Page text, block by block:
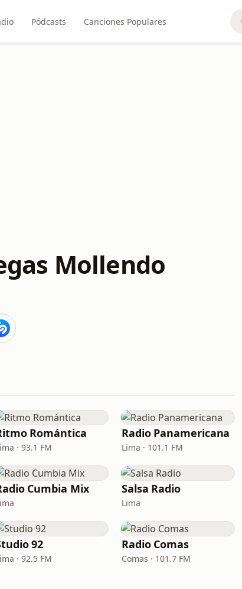
Pódcasts Canciones Populares
Mollendo
Romántica
· 93.1 FM
Radio Panamericana
Lima · 101.1 FM
Cumbia Mix Salsa Radio
Lima
92
· 92.5 FM
Radio Comas
Comas · 101.7 FM